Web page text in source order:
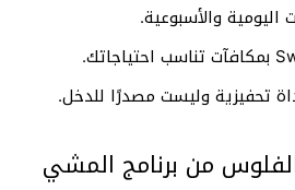
والأسبوعية.
تحفيزية وليست مصدرًا للدخل.
من برنامج المشي